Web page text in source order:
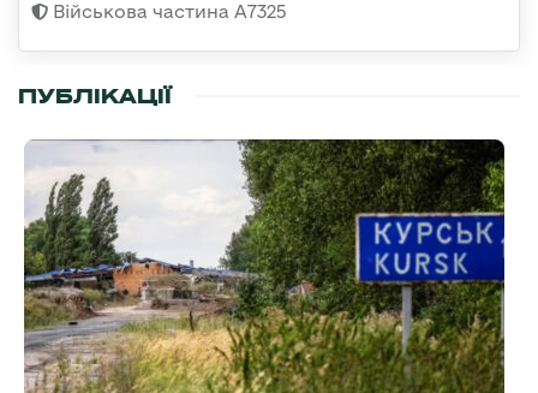
Військова частина А7325
ПУБЛІКАЦІЇ